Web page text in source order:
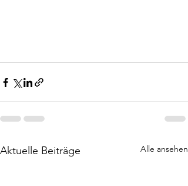
Aktuelle Beiträge Alle ansehen